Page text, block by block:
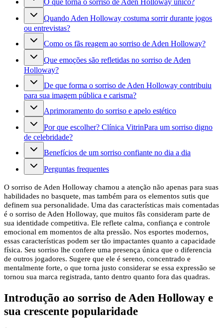
O que torna o sorriso de Aden Holloway único?
Quando Aden Holloway costuma sorrir durante jogos
ou entrevistas?
Como os fãs reagem ao sorriso de Aden Holloway?
Que emoções são refletidas no sorriso de Aden
Holloway?
De que forma o sorriso de Aden Holloway contribuiu
para sua imagem pública e carisma?
Aprimoramento do sorriso e apelo estético
Por que escolher? Clínica VitrinPara um sorriso digno
de celebridade?
Benefícios de um sorriso confiante no dia a dia
Perguntas frequentes
O sorriso de Aden Holloway chamou a atenção não apenas para suas
habilidades no basquete, mas também para os elementos sutis que
definem sua personalidade. Uma das características mais comentadas
é o sorriso de Aden Holloway, que muitos fãs consideram parte de
sua identidade competitiva. Ele reflete calma, confiança e controle
emocional em momentos de alta pressão. Nos esportes modernos,
essas características podem ser tão impactantes quanto a capacidade
física. Seu sorriso lhe confere uma presença única que o diferencia
de outros jogadores. Sugere que ele é sereno, concentrado e
mentalmente forte, o que torna justo considerar se essa expressão se
tornou sua marca registrada, tanto dentro quanto fora das quadras.
Introdução ao sorriso de Aden Holloway e
sua crescente popularidade